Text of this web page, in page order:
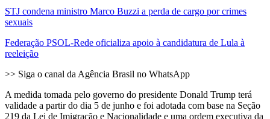
STJ condena ministro Marco Buzzi a perda de cargo por crimes
sexuais
Federação PSOL-Rede oficializa apoio à candidatura de Lula à
reeleição
>> Siga o canal da Agência Brasil no WhatsApp
A medida tomada pelo governo do presidente Donald Trump terá
validade a partir do dia 5 de junho e foi adotada com base na Seção
219 da Lei de Imigração e Nacionalidade e uma ordem executiva da